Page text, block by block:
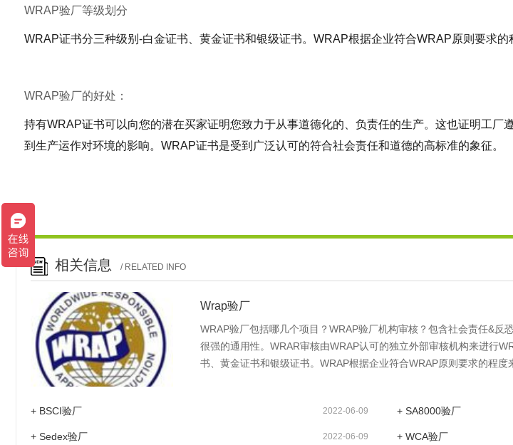
WRAP验厂等级划分
WRAP证书分三种级别-白金证书、黄金证书和银级证书。WRAP根据企业符合WRAP原则要求的
WRAP验厂的好处：
持有WRAP证书可以向您的潜在买家证明您致力于从事道德化的、负责任的生产。这也证明工厂
到生产运作对环境的影响。WRAP证书是受到广泛认可的符合社会责任和道德的高标准的象征。
相关信息 / RELATED INFO
Wrap验厂
WRAP验厂包括哪几个项目？WRAP验厂机构审核？包含社会责任&反
很强的通用性。WRAR审核由WRAP认可的独立外部审核机构来进行
书、黄金证书和银级证书。WRAP根据企业符合WRAP原则要求的程度
+ BSCI验厂
2022-06-09 + SA8000验厂
+ Sedex验厂 2022-06-09 + WCA验厂